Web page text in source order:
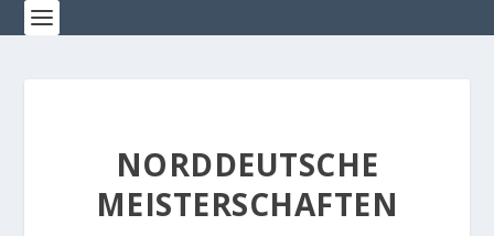
NORDDEUTSCHE
MEISTERSCHAFTEN